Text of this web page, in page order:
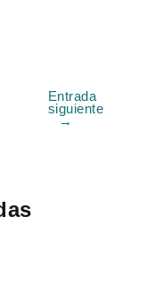
Entrada
siguiente
→